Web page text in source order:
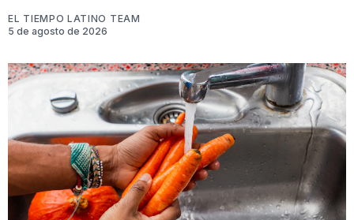
EL TIEMPO LATINO TEAM
5 de agosto de 2026